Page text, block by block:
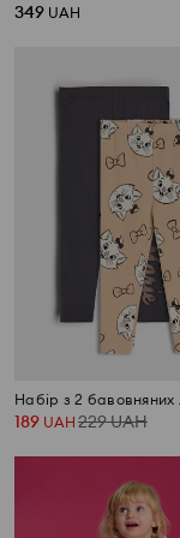
349 UAH
189 UAH 229UAH